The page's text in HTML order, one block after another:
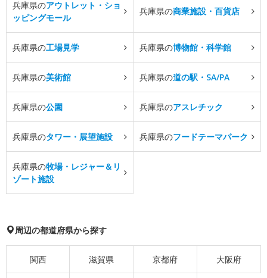
兵庫県のアウトレット・ショ
ッピングモール
兵庫県の商業施設・百貨店
兵庫県の工場見学 兵庫県の博物館・科学館
兵庫県の美術館 兵庫県の道の駅・SA/PA
兵庫県の公園 兵庫県のアスレチック
兵庫県のタワー・展望施設 兵庫県のフードテーマパーク
兵庫県の牧場・レジャー＆リ
ゾート施設
周辺の都道府県から探す
関西 滋賀県 京都府 大阪府